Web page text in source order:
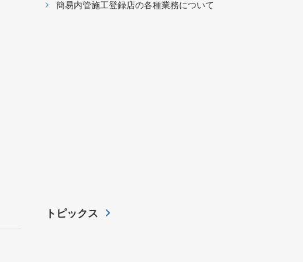
簡易内管施工登録店の各種業務について
トピックス